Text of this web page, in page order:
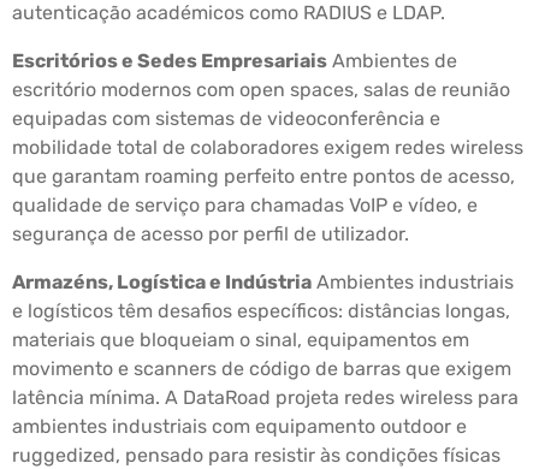
autenticação académicos como RADIUS e LDAP.
Escritórios e Sedes Empresariais Ambientes de
escritório modernos com open spaces, salas de reunião
equipadas com sistemas de videoconferência e
mobilidade total de colaboradores exigem redes wireless
que garantam roaming perfeito entre pontos de acesso,
qualidade de serviço para chamadas VoIP e vídeo, e
segurança de acesso por perfil de utilizador.
Armazéns, Logística e Indústria Ambientes industriais
e logísticos têm desafios específicos: distâncias longas,
materiais que bloqueiam o sinal, equipamentos em
movimento e scanners de código de barras que exigem
latência mínima. A DataRoad projeta redes wireless para
ambientes industriais com equipamento outdoor e
ruggedized, pensado para resistir às condições físicas